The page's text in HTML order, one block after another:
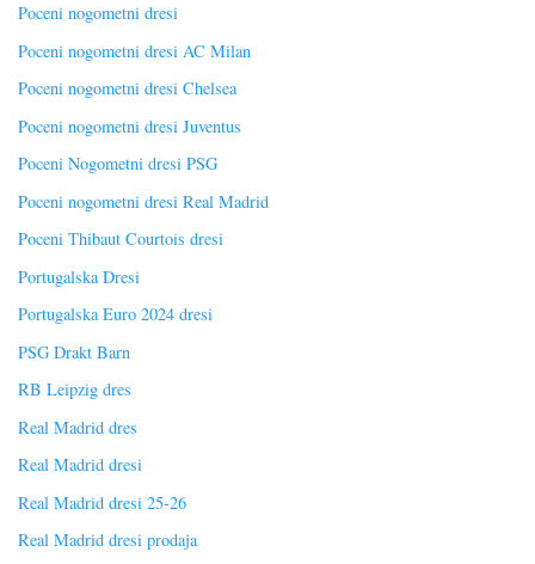
Poceni nogometni dresi
Poceni nogometni dresi AC Milan
Poceni nogometni dresi Chelsea
Poceni nogometni dresi Juventus
Poceni Nogometni dresi PSG
Poceni nogometni dresi Real Madrid
Poceni Thibaut Courtois dresi
Portugalska Dresi
Portugalska Euro 2024 dresi
PSG Drakt Barn
RB Leipzig dres
Real Madrid dres
Real Madrid dresi
Real Madrid dresi 25-26
Real Madrid dresi prodaja